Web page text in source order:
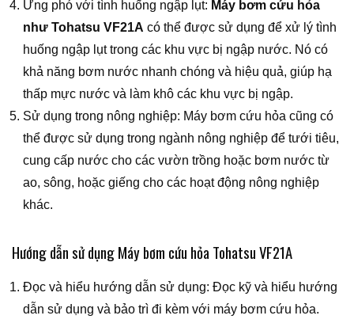
Ứng phó với tình huống ngập lụt: Máy bơm cứu hỏa
như Tohatsu VF21A có thể được sử dụng để xử lý tình
huống ngập lụt trong các khu vực bị ngập nước. Nó có
khả năng bơm nước nhanh chóng và hiệu quả, giúp hạ
thấp mực nước và làm khô các khu vực bị ngập.
Sử dụng trong nông nghiệp: Máy bơm cứu hỏa cũng có
thể được sử dụng trong ngành nông nghiệp để tưới tiêu,
cung cấp nước cho các vườn trồng hoặc bơm nước từ
ao, sông, hoặc giếng cho các hoạt động nông nghiệp
khác.
Hướng dẫn sử dụng Máy bơm cứu hỏa Tohatsu VF21A
Đọc và hiểu hướng dẫn sử dụng: Đọc kỹ và hiểu hướng
dẫn sử dụng và bảo trì đi kèm với máy bơm cứu hỏa.